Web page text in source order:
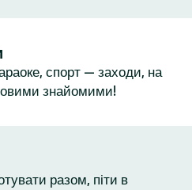
спорт — заходи, на
знайомими!
разом, піти в